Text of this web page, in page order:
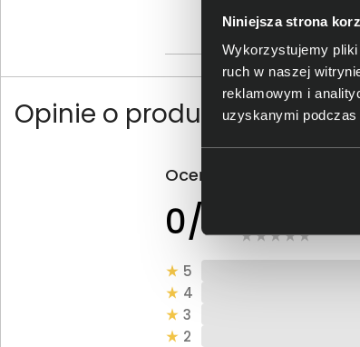
Niniejsza strona
Wykorzystujemy
ruch w naszej
reklamowym i
uzyskanymi podczas
Opinie o produkcie
Oceń produkt
0/5
5
4
3
2